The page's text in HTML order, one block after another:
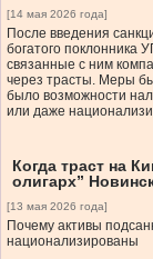
[14 мая 2026 года]
После введения
богатого поклонника
связанные с ним
через трасты. Меры
было возможности
или даже
Когда траст на
олигарх”
[13 мая 2026 года]
Почему активы
национализированы